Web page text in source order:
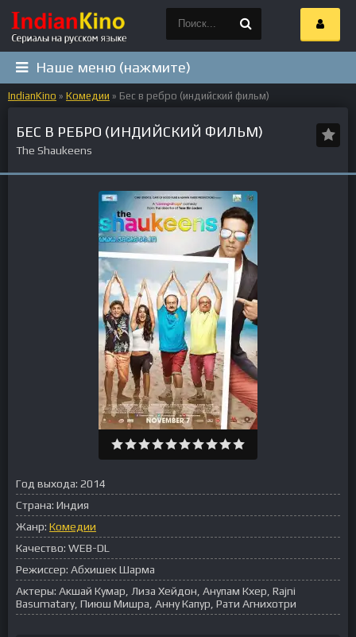
Наше меню (нажмите)
IndianKino » Комедии » Бес в ребро (индийский фильм)
БЕС В РЕБРО (ИНДИЙСКИЙ ФИЛЬМ)
The Shaukeens
Год выхода: 2014
Страна: Индия
Жанр: Комедии
Качество: WEB-DL
Режиссер: Абхишек Шарма
Актеры: Акшай Кумар, Лиза Хейдон, Анупам Кхер, Rajni
Basumatary, Пиюш Мишра, Анну Капур, Рати Агнихотри